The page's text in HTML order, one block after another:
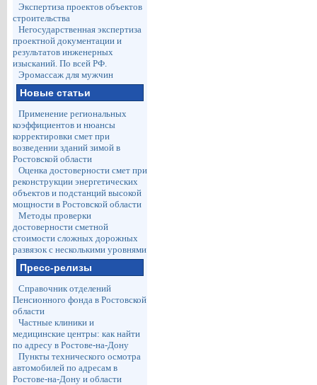
Экспертиза проектов объектов
строительства
Негосударственная экспертиза
проектной документации и
результатов инженерных
изысканий. По всей РФ.
Эромассаж для мужчин
Новые статьи
Применение региональных
коэффициентов и нюансы
корректировки смет при
возведении зданий зимой в
Ростовской области
Оценка достоверности смет при
реконструкции энергетических
объектов и подстанций высокой
мощности в Ростовской области
Методы проверки
достоверности сметной
стоимости сложных дорожных
развязок с несколькими уровнями
Пресс-релизы
Справочник отделений
Пенсионного фонда в Ростовской
области
Частные клиники и
медицинские центры: как найти
по адресу в Ростове-на-Дону
Пункты технического осмотра
автомобилей по адресам в
Ростове-на-Дону и области